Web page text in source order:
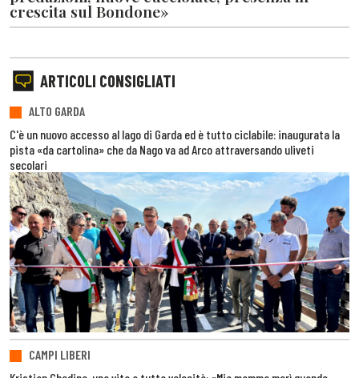
crescita sul Bondone»
ARTICOLI CONSIGLIATI
ALTO GARDA
C'è un nuovo accesso al lago di Garda ed è tutto ciclabile: inaugurata la
pista «da cartolina» che da Nago va ad Arco attraversando uliveti
secolari
CAMPI LIBERI